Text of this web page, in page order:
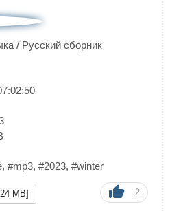
/ Русский сборник
, #mp3, #2023, #winter
MB] 2